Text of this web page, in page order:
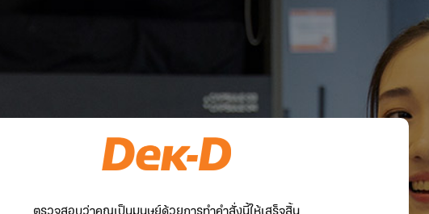
ตรวจสอบว่าคุณเป็นมนุษย์ด้วยการทำคำสั่งนี้ให้เสร็จสิ้น